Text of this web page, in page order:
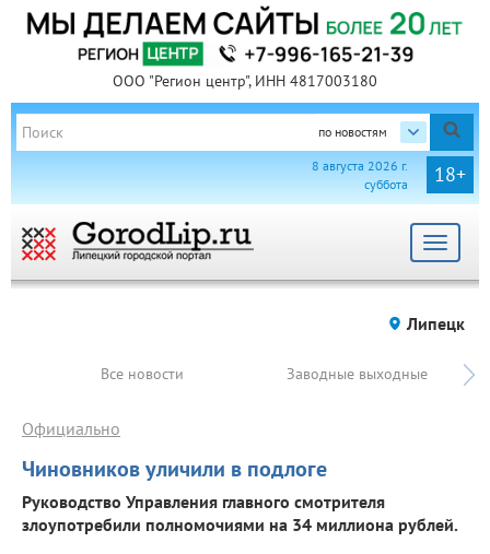
ООО "Регион центр", ИНН 4817003180
по новостям
18+
8 августа 2026 г.
суббота
Toggle
Липецк
Все новости Заводные выходные
Чиновников уличили в подлоге
Официально
Руководство Управления главного смотрителя
злоупотребили полномочиями на 34 миллиона рублей.